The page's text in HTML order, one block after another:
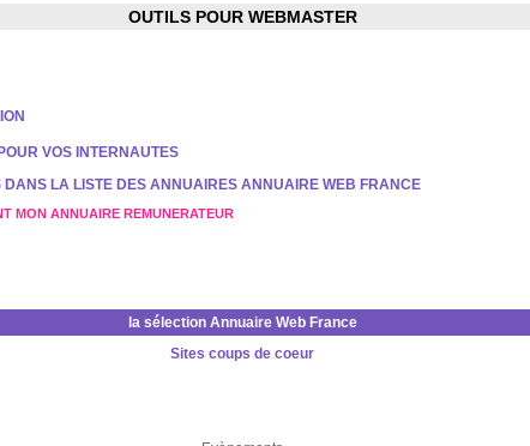
OUTILS POUR WEBMASTER
VOS INTERNAUTES
DANS LA LISTE DES ANNUAIRES ANNUAIRE WEB FRANCE
MON ANNUAIRE REMUNERATEUR
la sélection Annuaire Web France
Sites coups de coeur